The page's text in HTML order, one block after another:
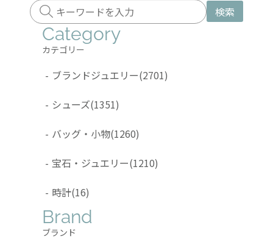
検索
Category
カテゴリー
- ブランドジュエリー(2701)
- シューズ(1351)
- バッグ・小物(1260)
- 宝石・ジュエリー(1210)
- 時計(16)
Brand
ブランド